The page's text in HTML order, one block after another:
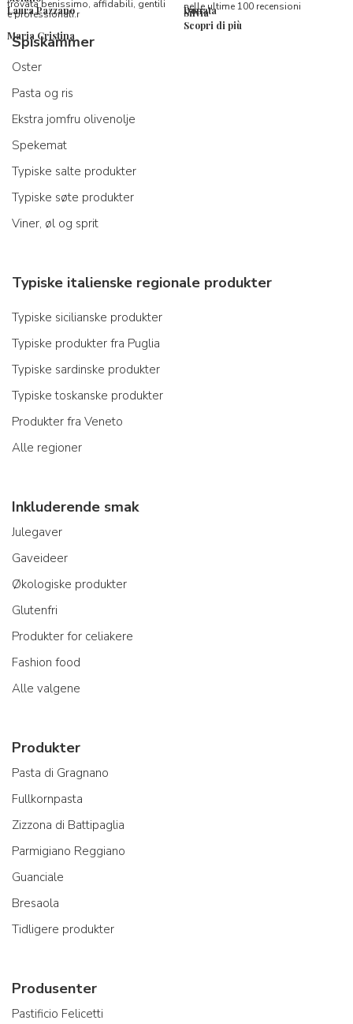
Laura Pazzano
trovata benissimo, affidabili, gentili
e professionali.r
Maria Cristina
Donata
Silvia
nelle ultime 100 recensioni
Scopri di più
Spiskammer
Oster
Pasta og ris
Ekstra jomfru olivenolje
Spekemat
Typiske salte produkter
Typiske søte produkter
Viner, øl og sprit
Typiske italienske regionale produkter
Typiske sicilianske produkter
Typiske produkter fra Puglia
Typiske sardinske produkter
Typiske toskanske produkter
Produkter fra Veneto
Alle regioner
Inkluderende smak
Julegaver
Gaveideer
Økologiske produkter
Glutenfri
Produkter for celiakere
Fashion food
Alle valgene
Produkter
Pasta di Gragnano
Fullkornpasta
Zizzona di Battipaglia
Parmigiano Reggiano
Guanciale
Bresaola
Tidligere produkter
Produsenter
Pastificio Felicetti